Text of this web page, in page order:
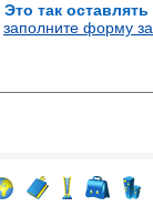
Это так
заполните форму